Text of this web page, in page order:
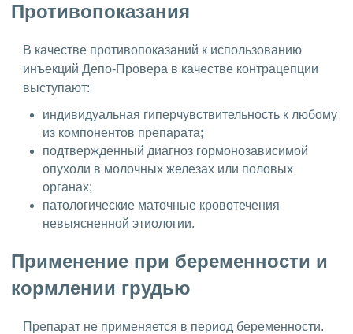
Противопоказания
В качестве противопоказаний к использованию
инъекций Депо-Провера в качестве контрацепции
выступают:
индивидуальная гиперчувствительность к любому
из компонентов препарата;
подтвержденный диагноз гормонозависимой
опухоли в молочных железах или половых
органах;
патологические маточные кровотечения
невыясненной этиологии.
Применение при беременности и
кормлении грудью
Препарат не применяется в период беременности.